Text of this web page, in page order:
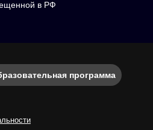
в РФ
программа